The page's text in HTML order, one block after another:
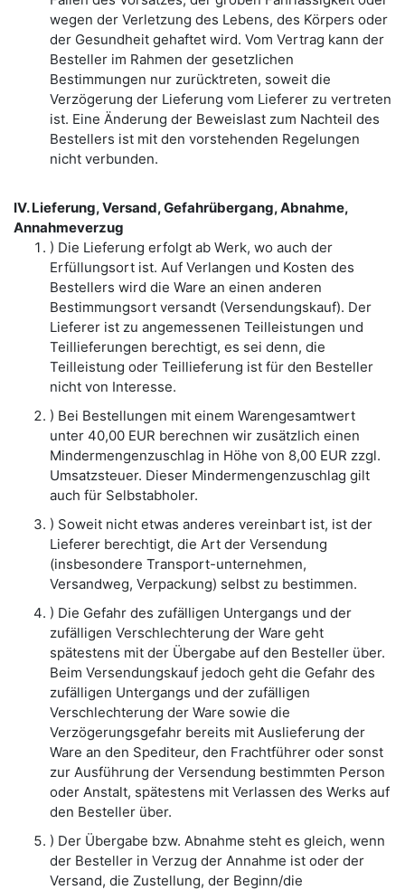
wegen der Verletzung des Lebens, des Körpers oder
der Gesundheit gehaftet wird. Vom Vertrag kann der
Besteller im Rahmen der gesetzlichen
Bestimmungen nur zurücktreten, soweit die
Verzögerung der Lieferung vom Lieferer zu vertreten
ist. Eine Änderung der Beweislast zum Nachteil des
Bestellers ist mit den vorstehenden Regelungen
nicht verbunden.
IV. Lieferung, Versand, Gefahrübergang, Abnahme,
Annahmeverzug
) Die Lieferung erfolgt ab Werk, wo auch der
Erfüllungsort ist. Auf Verlangen und Kosten des
Bestellers wird die Ware an einen anderen
Bestimmungsort versandt (Versendungskauf). Der
Lieferer ist zu angemessenen Teilleistungen und
Teillieferungen berechtigt, es sei denn, die
Teilleistung oder Teillieferung ist für den Besteller
nicht von Interesse.
) Bei Bestellungen mit einem Warengesamtwert
unter 40,00 EUR berechnen wir zusätzlich einen
Mindermengenzuschlag in Höhe von 8,00 EUR zzgl.
Umsatzsteuer. Dieser Mindermengenzuschlag gilt
auch für Selbstabholer.
) Soweit nicht etwas anderes vereinbart ist, ist der
Lieferer berechtigt, die Art der Versendung
(insbesondere Transport-unternehmen,
Versandweg, Verpackung) selbst zu bestimmen.
) Die Gefahr des zufälligen Untergangs und der
zufälligen Verschlechterung der Ware geht
spätestens mit der Übergabe auf den Besteller über.
Beim Versendungskauf jedoch geht die Gefahr des
zufälligen Untergangs und der zufälligen
Verschlechterung der Ware sowie die
Verzögerungsgefahr bereits mit Auslieferung der
Ware an den Spediteur, den Frachtführer oder sonst
zur Ausführung der Versendung bestimmten Person
oder Anstalt, spätestens mit Verlassen des Werks auf
den Besteller über.
) Der Übergabe bzw. Abnahme steht es gleich, wenn
der Besteller in Verzug der Annahme ist oder der
Versand, die Zustellung, der Beginn/die